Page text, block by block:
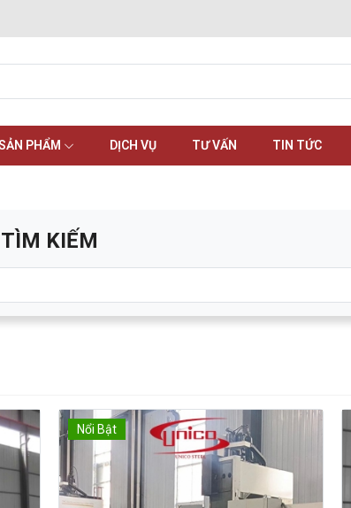
PHẨM DỊCH VỤ TƯ VẤN TIN TỨC
TÌM KIẾM
Nổi Bật